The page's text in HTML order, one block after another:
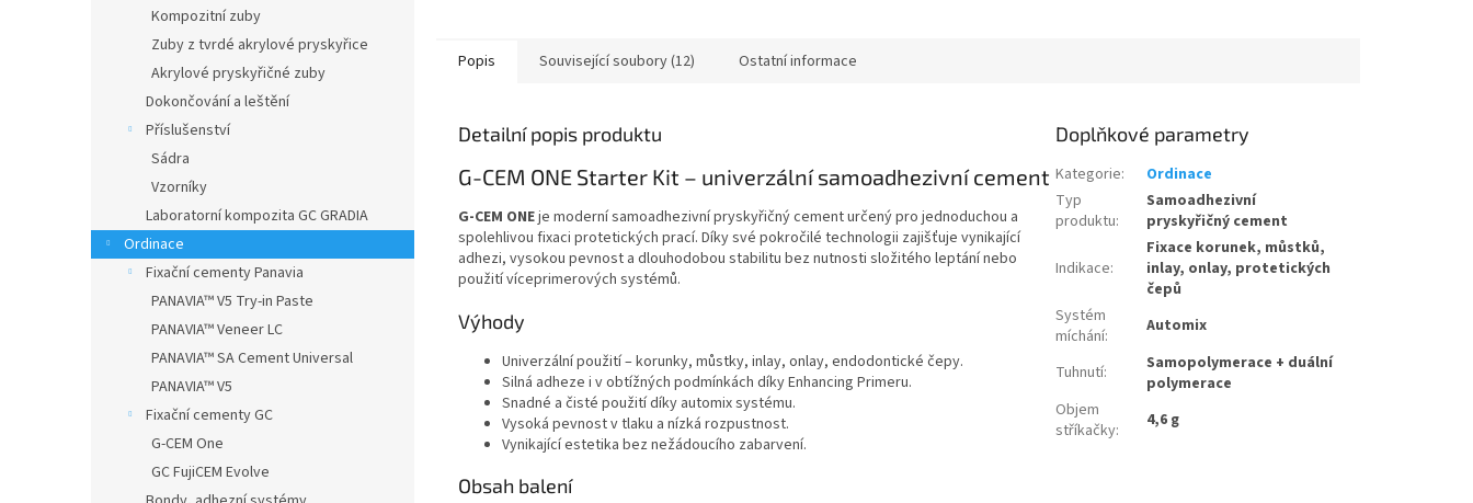
Kompozitní zuby
Zuby z tvrdé akrylové pryskyřice
Akrylové pryskyřičné zuby
Dokončování a leštění
Příslušenství
Sádra
Vzorníky
Laboratorní kompozita GC GRADIA
Ordinace
Fixační cementy Panavia
PANAVIA™ V5 Try-in Paste
PANAVIA™ Veneer LC
PANAVIA™ SA Cement Universal
PANAVIA™ V5
Fixační cementy GC
G-CEM One
GC FujiCEM Evolve
Popis Související soubory (12) Ostatní informace
Detailní popis produktu
G-CEM ONE Starter Kit – univerzální samoadhezivní cement
G-CEM ONEje moderní samoadhezivní pryskyřičný cement určený pro jednoduchou a
spolehlivou fixaci protetických prací. Díky své pokročilé technologii zajišťuje vynikající
adhezi, vysokou pevnost a dlouhodobou stabilitu bez nutnosti složitého leptání nebo
použití víceprimerových systémů.
Výhody
Univerzální použití – korunky, můstky, inlay, onlay, endodontické čepy.
Silná adheze i v obtížných podmínkách díky Enhancing Primeru.
Snadné a čisté použití díky automix systému.
Vysoká pevnost v tlaku a nízká rozpustnost.
Vynikající estetika bez nežádoucího zabarvení.
Obsah balení
Doplňkové parametry
Kategorie:
Ordinace
Typ
produktu:
Samoadhezivní
pryskyřičný cement
Indikace:
Fixace korunek, můstků,
inlay, onlay, protetických
čepů
Systém
míchání: Automix
Tuhnutí:
Samopolymerace + duální
polymerace
Objem
stříkačky: 4,6 g